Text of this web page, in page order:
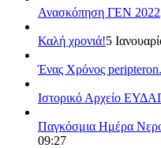
Ανασκόπηση ΓΕΝ 2022
Καλή χρονιά!5
Ένας Χρόνος
Ιστορικό Αρχείο
Παγκόσμια Ημέρα
09:27